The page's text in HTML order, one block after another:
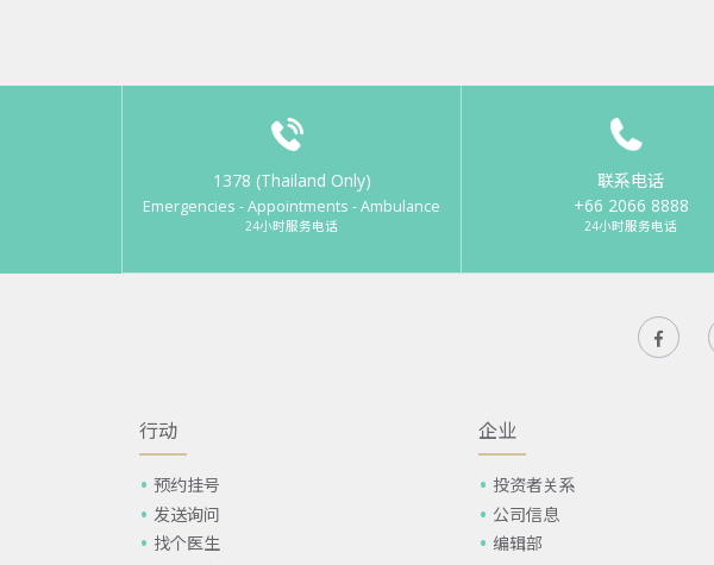
1378 (Thailand Only)
Emergencies - Appointments - Ambulance
24小时服务电话
联系电话
+66 2066 8888
24小时服务电话
行动
预约挂号
发送询问
找个医生
企业
投资者关系
公司信息
编辑部